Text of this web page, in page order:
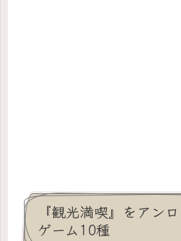
『観光満喫』をアン
ゲーム10種